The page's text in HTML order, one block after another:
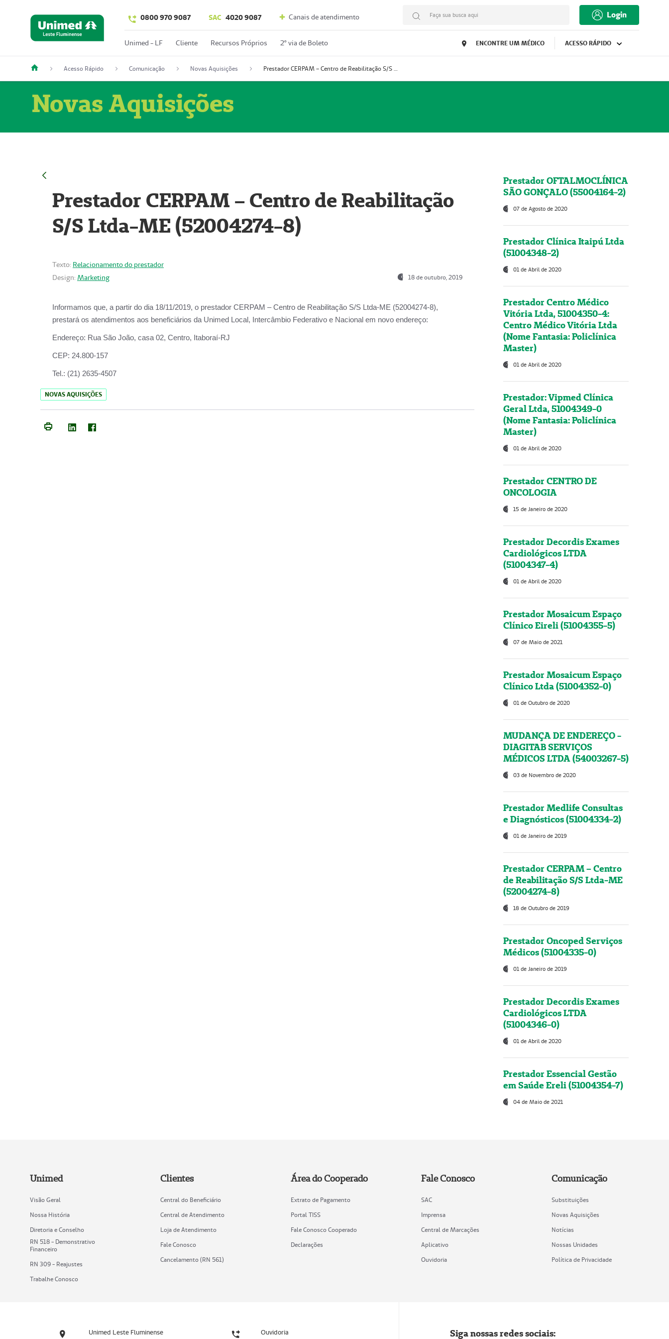
0800 970 9087 SAC 4020 9087 Canais de atendimento Faça sua busca aqui Login
Unimed - LF Cliente Recursos Próprios 2º via de Boleto ENCONTRE UM MÉDICO ACESSO RÁPIDO
Acesso Rápido Comunicação Novas Aquisições Prestador CERPAM – Centro de Reabilitação S/S Ltda-ME (52004274-8)
Novas Aquisições
Prestador CERPAM – Centro de Reabilitação
S/S Ltda-ME (52004274-8)
Texto: Relacionamento do prestador
Design: Marketing 18 de outubro, 2019
Informamos que, a partir do dia 18/11/2019, o prestador CERPAM – Centro de Reabilitação S/S Ltda-ME (52004274-8),
prestará os atendimentos aos beneficiários da Unimed Local, Intercâmbio Federativo e Nacional em novo endereço:
Endereço: Rua São João, casa 02, Centro, Itaboraí-RJ
CEP: 24.800-157
Tel.: (21) 2635-4507
NOVAS AQUISIÇÕES
Prestador OFTALMOCLÍNICA
SÃO GONÇALO (55004164-2)
07 de Agosto de 2020
Prestador Clínica Itaipú Ltda
(51004348-2)
01 de Abril de 2020
Prestador Centro Médico
Vitória Ltda, 51004350-4:
Centro Médico Vitória Ltda
(Nome Fantasia: Policlínica
Master)
01 de Abril de 2020
Prestador: Vipmed Clínica
Geral Ltda, 51004349-0
(Nome Fantasia: Policlínica
Master)
01 de Abril de 2020
Prestador CENTRO DE
ONCOLOGIA
15 de Janeiro de 2020
Prestador Decordis Exames
Cardiológicos LTDA
(51004347-4)
01 de Abril de 2020
Prestador Mosaicum Espaço
Clínico Eireli (51004355-5)
07 de Maio de 2021
Prestador Mosaicum Espaço
Clínico Ltda (51004352-0)
01 de Outubro de 2020
MUDANÇA DE ENDEREÇO -
DIAGITAB SERVIÇOS
MÉDICOS LTDA (54003267-5)
03 de Novembro de 2020
Prestador Medlife Consultas
e Diagnósticos (51004334-2)
01 de Janeiro de 2019
Prestador CERPAM – Centro
de Reabilitação S/S Ltda-ME
(52004274-8)
18 de Outubro de 2019
Prestador Oncoped Serviços
Médicos (51004335-0)
01 de Janeiro de 2019
Prestador Decordis Exames
Cardiológicos LTDA
(51004346-0)
01 de Abril de 2020
Prestador Essencial Gestão
em Saúde Ereli (51004354-7)
04 de Maio de 2021
Unimed
Visão Geral
Nossa História
Diretoria e Conselho
RN 518 - Demonstrativo
Financeiro
RN 309 - Reajustes
Trabalhe Conosco
Clientes
Central do Beneficiário
Central de Atendimento
Loja de Atendimento
Fale Conosco
Cancelamento (RN 561)
Área do Cooperado
Extrato de Pagamento
Portal TISS
Fale Conosco Cooperado
Declarações
Fale Conosco
SAC
Imprensa
Central de Marcações
Aplicativo
Ouvidoria
Comunicação
Substituições
Novas Aquisições
Notícias
Nossas Unidades
Política de Privacidade
Unimed Leste Fluminense Ouvidoria Siga nossas redes sociais: